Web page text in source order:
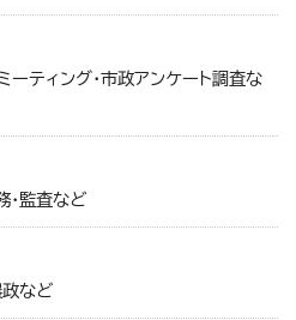
ーティング・市政アンケート調査な
・監査など
政など